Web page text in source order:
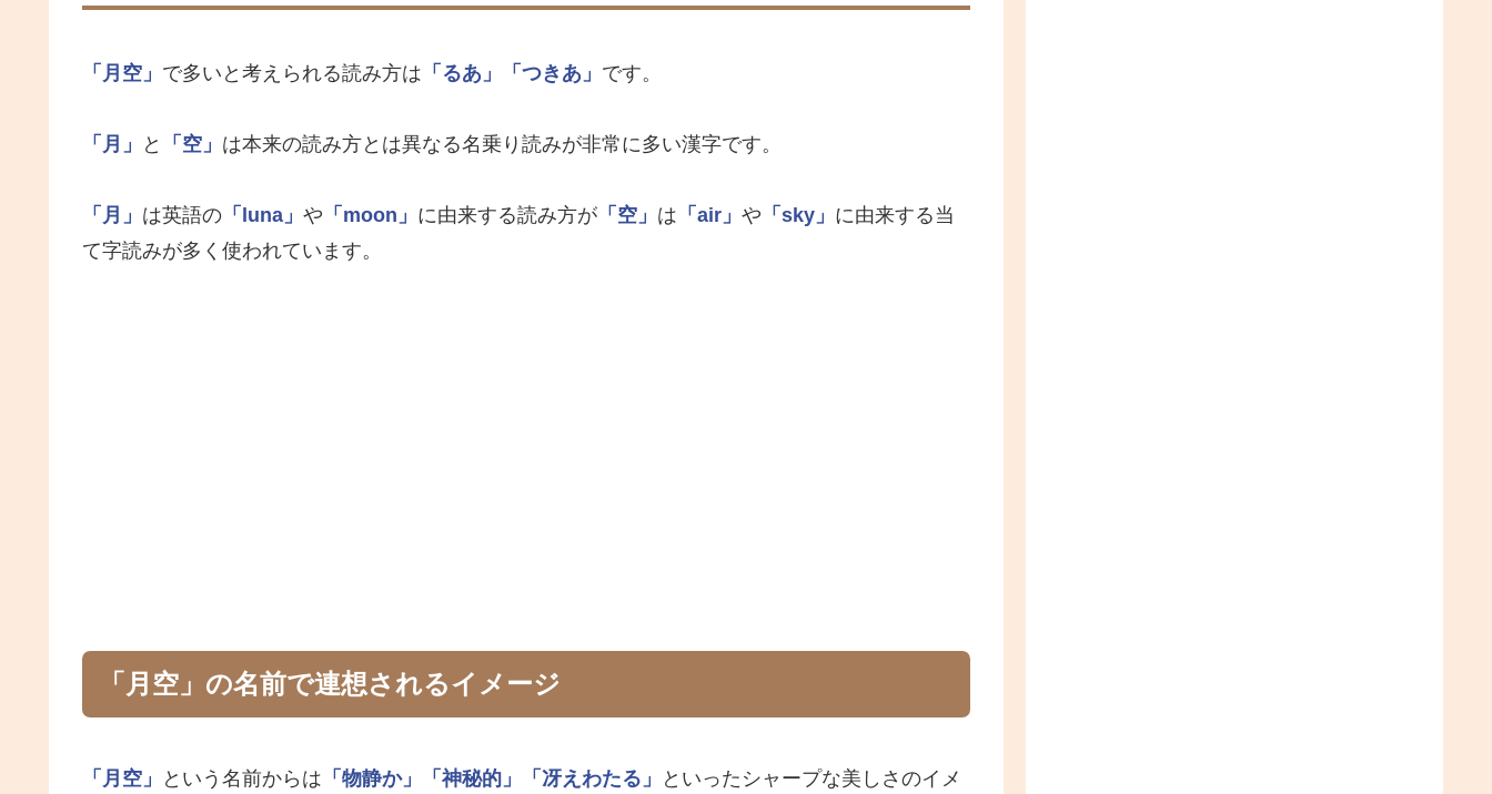
「月空」 で多いと考えられる読み方は 「るあ」 「つきあ」 です。
「月」 と 「空」 は本来の読み方とは異なる名乗り読みが非常に多い漢字です。
「月」 は英語の 「luna」 や 「moon」 に由来する読み方が 「空」 は 「air」 や 「sky」 に由来する当
て字読みが多く使われています。
「月空」の名前で連想されるイメージ
「月空」 という名前からは 「物静か」 「神秘的」 「冴えわたる」 といったシャープな美しさのイメ